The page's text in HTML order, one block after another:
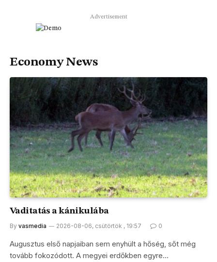
Advertisement
Economy News
Vaditatás a kánikulába
By vasmedia 2026-08-06, csütörtök , 19:57 0
Augusztus első napjaiban sem enyhült a hőség, sőt még
tovább fokozódott. A megyei erdőkben egyre…